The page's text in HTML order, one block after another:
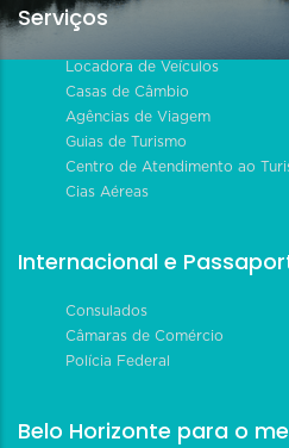
Serviços
Locadora de Veículos
Casas de Câmbio
Agências de Viagem
Guias de Turismo
Centro de Atendimento ao
Cias Aéreas
Internacional e
Consulados
Câmaras de Comércio
Polícia Federal
Belo Horizonte para o